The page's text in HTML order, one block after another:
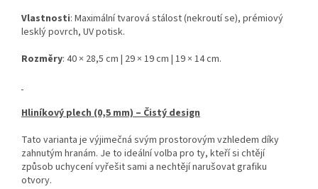
Vlastnosti: Maximální tvarová stálost (nekroutí se), prémiový
lesklý povrch, UV potisk.
Rozměry: 40 × 28,5 cm | 29 × 19 cm | 19 × 14 cm.
Hliníkový plech (0,5 mm) – Čistý design
Tato varianta je výjimečná svým prostorovým vzhledem díky
zahnutým hranám. Je to ideální volba pro ty, kteří si chtějí
způsob uchycení vyřešit sami a nechtějí narušovat grafiku
otvory.